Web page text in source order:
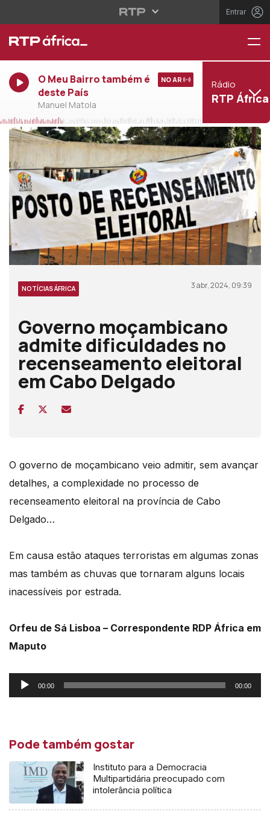
Entrar
O Meu Bairro também é
deste País
Manuel Matola
NO AR Rádio
RTP África
NOTÍCIAS ÁFRICA 3 abr, 2024, 09:39
Governo moçambicano
admite dificuldades no
recenseamento eleitoral
em Cabo Delgado
O governo de moçambicano veio admitir, sem avançar
detalhes, a complexidade no processo de
recenseamento eleitoral na província de Cabo
Delgado…
Em causa estão ataques terroristas em algumas zonas
mas também as chuvas que tornaram alguns locais
inacessíveis por estrada.
Orfeu de Sá Lisboa – Correspondente RDP África em
Maputo
Reprodutor
de
00:00 00:00
Pode também gostar
Instituto para a Democracia
Multipartidária preocupado com
intolerância política